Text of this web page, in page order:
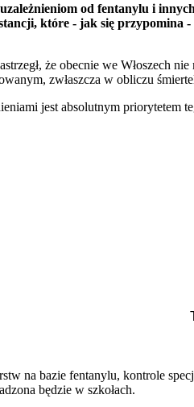
od fentanylu i
które - jak się przypomina
że obecnie we Włoszech
zwłaszcza w obliczu
jest absolutnym priorytetem
na bazie fentanylu, kontrole
będzie w szkołach.